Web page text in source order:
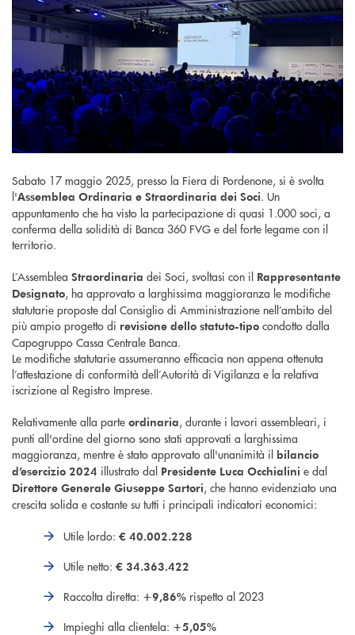
Sabato 17 maggio 2025, presso la Fiera di Pordenone, si è svolta
l'Assemblea Ordinaria e Straordinaria dei Soci. Un
appuntamento che ha visto la partecipazione di quasi 1.000 soci, a
conferma della solidità di Banca 360 FVG e del forte legame con il
territorio.
L’Assemblea Straordinaria dei Soci, svoltasi con il Rappresentante
Designato, ha approvato a larghissima maggioranza le modifiche
statutarie proposte dal Consiglio di Amministrazione nell’ambito del
più ampio progetto di revisione dello statuto-tipo condotto dalla
Capogruppo Cassa Centrale Banca.
Le modifiche statutarie assumeranno efficacia non appena ottenuta
l’attestazione di conformità dell’Autorità di Vigilanza e la relativa
iscrizione al Registro Imprese.
Relativamente alla parte ordinaria, durante i lavori assembleari, i
punti all'ordine del giorno sono stati approvati a larghissima
maggioranza, mentre è stato approvato all'unanimità il bilancio
d’esercizio 2024 illustrato dal Presidente Luca Occhialini e dal
Direttore Generale Giuseppe Sartori, che hanno evidenziato una
crescita solida e costante su tutti i principali indicatori economici:
Utile lordo: € 40.002.228
Utile netto: € 34.363.422
Raccolta diretta: +9,86% rispetto al 2023
Impieghi alla clientela: +5,05%